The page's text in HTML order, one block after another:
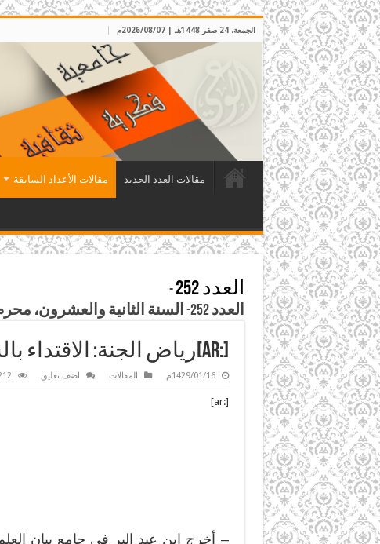
الجمعة، 24 صفر 1448هـ | 2026/08/07م
مقالات العدد الجديد مقالات الأعداد السابقة
العدد 252
-
العدد 252- السنة الثانية والعشرون، محرم 1429هـ، الموافق كانون الثاني 2008م
[:ar]رياض الجنة: الاقتداء بالسلف والابتعاد عن البدعة[:]
1429/01/16م المقالات اضف تعليق 3,212
[:ar]